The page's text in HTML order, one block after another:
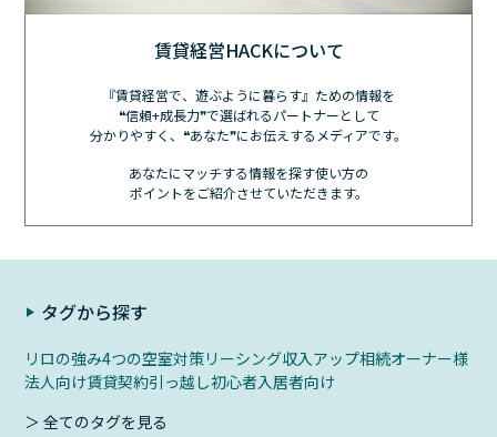
賃貸経営HACKについて
『賃貸経営で、遊ぶように暮らす』ための情報を
❝信頼+成長力❞で選ばれるパートナーとして
分かりやすく、❝あなた❞にお伝えするメディアです。
あなたにマッチする情報を探す使い方の
ポイントをご紹介させていただきます。
タグから探す
リロの強み4つの空室対策リーシング収入アップ相続オーナー様
法人向け賃貸契約引っ越し初心者入居者向け
＞ 全てのタグを見る